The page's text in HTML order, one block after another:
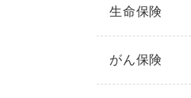
生命保険
がん保険